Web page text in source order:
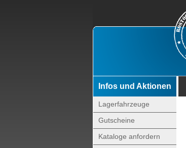
Infos und Aktionen
Lagerfahrzeuge
Gutscheine
Kataloge anfordern